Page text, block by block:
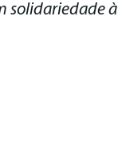
solidariedade à